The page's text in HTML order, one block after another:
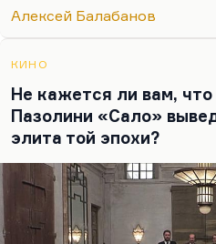
служил борьбой или
ними, либо услаждением
долгая тема, и я не знаю,
со значением этого
хотел сказать…
Алексей Балабанов
КИНО
Не кажется ли вам,
Пазолини «Сало»
элита той эпохи?